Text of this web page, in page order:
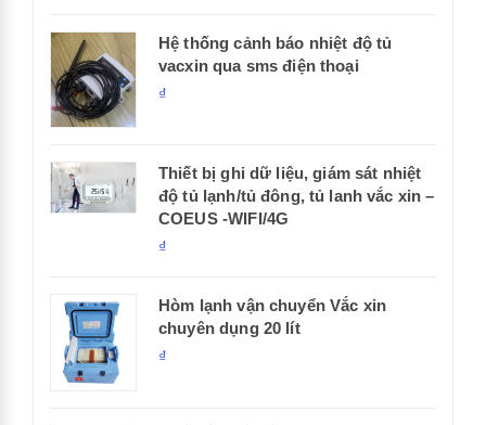
Hệ thống cảnh báo nhiệt độ tủ
vacxin qua sms điện thoại
₫
Thiết bị ghi dữ liệu, giám sát nhiệt
độ tủ lạnh/tủ đông, tủ lanh vắc xin –
COEUS -WIFI/4G
₫
Hòm lạnh vận chuyển Vắc xin
chuyên dụng 20 lít
₫